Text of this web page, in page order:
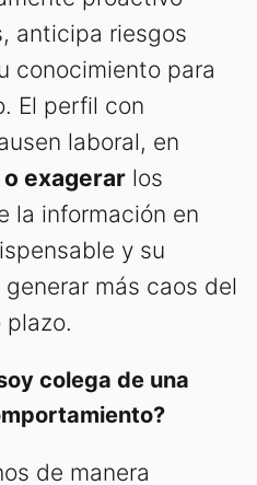
anticipa riesgos
conocimiento para
El perfil con
laboral, en
exagerar los
la información en
y su
más caos del
plazo.
colega de una
de manera